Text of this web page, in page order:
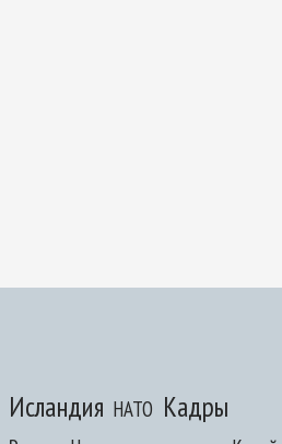
Исландия НАТО Кадры